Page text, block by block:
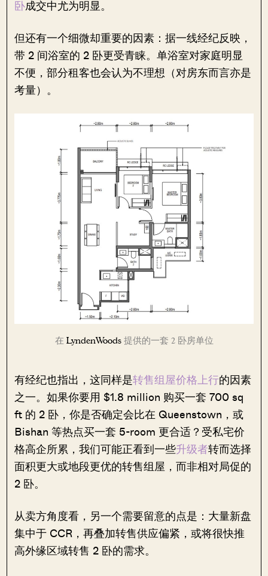
卧成交中尤为明显。
但还有一个细微却重要的因素：据一线经纪反映，
带 2 间浴室的 2 卧更受青睐。单浴室对家庭明显
不便，部分租客也会认为不理想（对房东而言亦是
考量）。
在 LyndenWoods提供的一套 2 卧房单位
有经纪也指出，这同样是转售组屋价格上行的因素
之一。如果你要用 $1.8 million 购买一套 700 sq
ft 的 2 卧，你是否确定会比在 Queenstown，或
Bishan 等热点买一套 5-room 更合适？受私宅价
格高企所累，我们可能正看到一些升级者转而选择
面积更大或地段更优的转售组屋，而非相对局促的
2 卧。
从卖方角度看，另一个需要留意的点是：大量新盘
集中于 CCR，再叠加转售供应偏紧，或将很快推
高外缘区域转售 2 卧的需求。